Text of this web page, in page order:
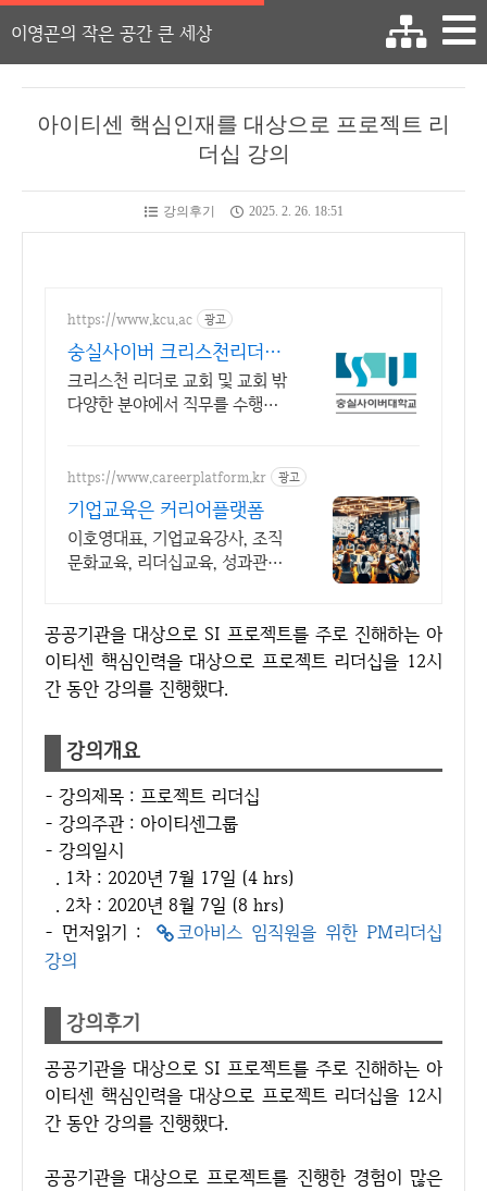
이영곤의 작은 공간 큰 세상
아이티센 핵심인재를 대상으로 프로젝트 리
더십 강의
강의후기 2025. 2. 26. 18:51
https://www.kcu.ac 광고
숭실사이버 크리스천리더십
학과 신편입생 모집 중!
크리스천 리더로 교회 및 교회 밖
다양한 분야에서 직무를 수행할
대학교! 100% 온라인강의!
https://www.careerplatform.kr 광고
기업교육은 커리어플랫폼
이호영대표, 기업교육강사, 조직
문화교육, 리더십교육, 성과관점
공공기관을 대상으로 SI 프로젝트를 주로 진해하는 아
이티센 핵심인력을 대상으로 프로젝트 리더십을 12시
간 동안 강의를 진행했다.​
강의개요
- 강의제목 : 프로젝트 리더십
- 강의주관 : 아이티센그룹
- 강의일시
. 1차 : 2020년 7월 17일 (4 hrs)
. 2차 : 2020년 8월 7일 (8 hrs)
- 먼저읽기 :
코아비스 임직원을 위한 PM리더십
강의
강의후기
공공기관을 대상으로 SI 프로젝트를 주로 진해하는 아
이티센 핵심인력을 대상으로 프로젝트 리더십을 12시
간 동안 강의를 진행했다.
공공기관을 대상으로 프로젝트를 진행한 경험이 많은